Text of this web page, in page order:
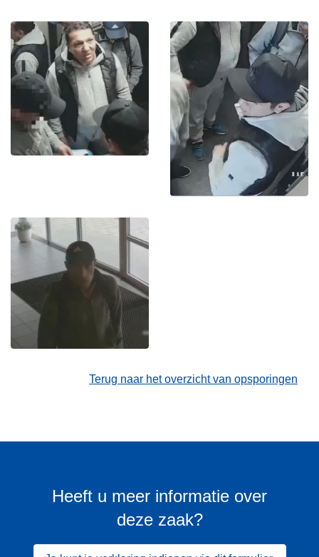
Terug naar het overzicht van opsporingen
Heeft u meer informatie over
deze zaak?